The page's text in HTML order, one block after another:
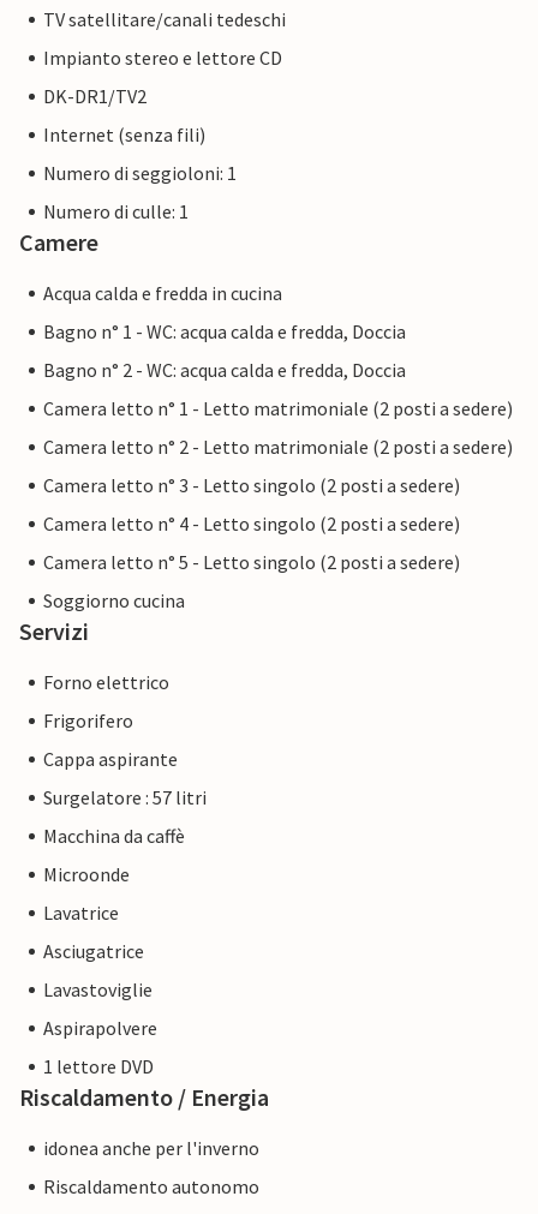
TV satellitare/canali tedeschi
Impianto stereo e lettore CD
DK-DR1/TV2
Internet (senza fili)
Numero di seggioloni: 1
Numero di culle: 1
Camere
Acqua calda e fredda in cucina
Bagno n° 1 - WC: acqua calda e fredda, Doccia
Bagno n° 2 - WC: acqua calda e fredda, Doccia
Camera letto n° 1 - Letto matrimoniale (2 posti a sedere)
Camera letto n° 2 - Letto matrimoniale (2 posti a sedere)
Camera letto n° 3 - Letto singolo (2 posti a sedere)
Camera letto n° 4 - Letto singolo (2 posti a sedere)
Camera letto n° 5 - Letto singolo (2 posti a sedere)
Soggiorno cucina
Servizi
Forno elettrico
Frigorifero
Cappa aspirante
Surgelatore : 57 litri
Macchina da caffè
Microonde
Lavatrice
Asciugatrice
Lavastoviglie
Aspirapolvere
1 lettore DVD
Riscaldamento / Energia
idonea anche per l'inverno
Riscaldamento autonomo